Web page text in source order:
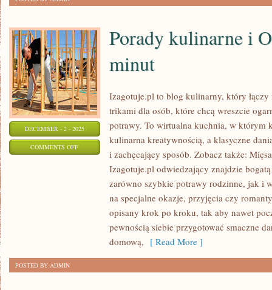
DECEMBER - 2 - 2025
COMMENTS OFFON
Porady kulinarne i
minut
Izagotuje.pl to blog kulinarny, który
trikami dla osób, które chcą wreszcie
potrawy. To wirtualna kuchnia, w którym
kulinarna kreatywnością, a klasyczne
i zachęcający sposób. Zobacz także:
Izagotuje.pl odwiedzający znajdzie
zarówno szybkie potrawy rodzinne, jak i
na specjalne okazje, przyjęcia czy
opisany krok po kroku, tak aby nawet
pewnością siebie przygotować smaczne
domową, [ Read More ]
POSTED BY ADMIN